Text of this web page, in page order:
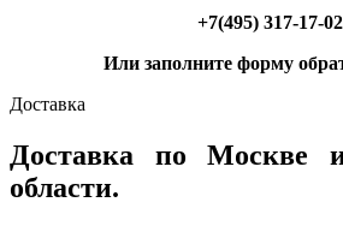
+7(495) 317-17-02
Или заполните форму
Доставка
Доставка по Москве
области.